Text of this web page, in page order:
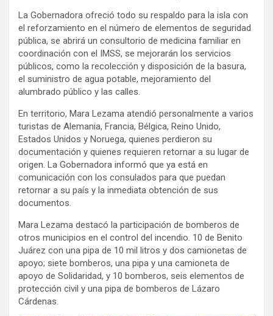
La Gobernadora ofreció todo su respaldo para la isla con
el reforzamiento en el número de elementos de seguridad
pública, se abrirá un consultorio de medicina familiar en
coordinación con el IMSS, se mejorarán los servicios
públicos, como la recolección y disposición de la basura,
el suministro de agua potable, mejoramiento del
alumbrado público y las calles.
En territorio, Mara Lezama atendió personalmente a varios
turistas de Alemania, Francia, Bélgica, Reino Unido,
Estados Unidos y Noruega, quienes perdieron su
documentación y quienes requieren retornar a su lugar de
origen. La Gobernadora informó que ya está en
comunicación con los consulados para que puedan
retornar a su país y la inmediata obtención de sus
documentos.
Mara Lezama destacó la participación de bomberos de
otros municipios en el control del incendio. 10 de Benito
Juárez con una pipa de 10 mil litros y dos camionetas de
apoyo; siete bomberos, una pipa y una camioneta de
apoyo de Solidaridad, y 10 bomberos, seis elementos de
protección civil y una pipa de bomberos de Lázaro
Cárdenas.